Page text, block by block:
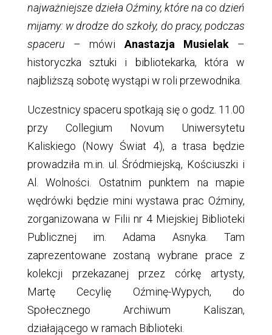
najważniejsze dzieła Oźminy, które na co dzień
mijamy: w drodze do szkoły, do pracy, podczas
spaceru – mówi Anastazja Musielak–
historyczka sztuki i bibliotekarka, która w
najbliższą sobotę wystąpi w roli przewodnika.
Uczestnicy spaceru spotkają się o godz. 11.00
przy Collegium Novum Uniwersytetu
Kaliskiego (Nowy Świat 4), a trasa będzie
prowadziła m.in. ul. Śródmiejską, Kościuszki i
Al. Wolności. Ostatnim punktem na mapie
wędrówki będzie mini wystawa prac Oźminy,
zorganizowana w Filii nr 4 Miejskiej Biblioteki
Publicznej im. Adama Asnyka. Tam
zaprezentowane zostaną wybrane prace z
kolekcji przekazanej przez córkę artysty,
Martę Cecylię Oźminę-Wypych, do
Społecznego Archiwum Kaliszan,
działającego w ramach Biblioteki.